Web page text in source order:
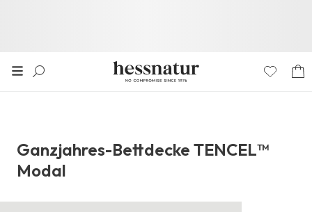
Ganzjahres-Bettdecke TENCEL™
Modal